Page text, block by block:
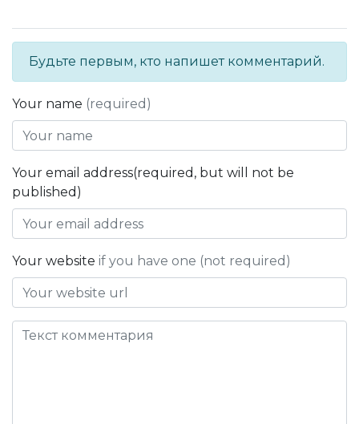
Будьте первым, кто напишет комментарий.
Your name (required)
Your email address(required, but will not be
published)
Your website if you have one (not required)